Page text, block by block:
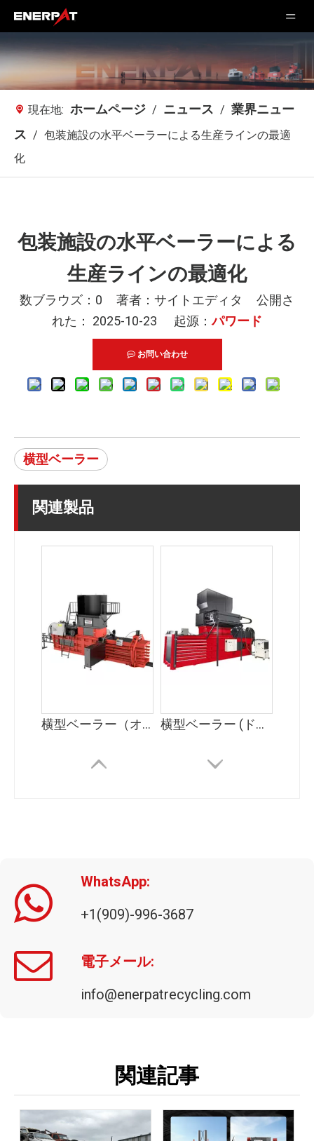
現在地: ホームページ / ニュース / 業界ニュー
ス / 包装施設の水平ベーラーによる生産ラインの最適
化
包装施設の水平ベーラーによる
生産ラインの最適化
数ブラウズ： 0 著者：サイトエディタ 公開さ
れた： 2025-10-23 起源：パワード
お問い合わせ
横型ベーラー
関連製品
横型ベーラー（オートタイ） 横型ベーラー (ドアを閉める)
WhatsApp:
+1(909)-996-3687
電子メール:
info@enerpatrecycling.com
関連記事